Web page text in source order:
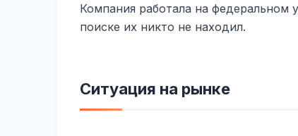
Компания работала на федеральном
поиске их никто не находил.
Ситуация на рынке